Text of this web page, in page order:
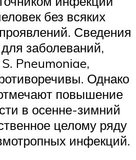
без всяких
Сведения
заболеваний,
Pneumoniae,
Однако
повышение
в осенне-зимний
целому ряду
инфекций.